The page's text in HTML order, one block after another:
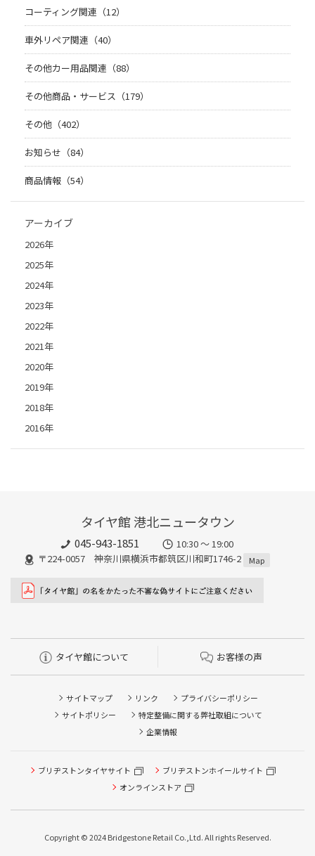
コーティング関連（12）
車外リペア関連（40）
その他カー用品関連（88）
その他商品・サービス（179）
その他（402）
お知らせ（84）
商品情報（54）
アーカイブ
2026年
2025年
2024年
2023年
2022年
2021年
2020年
2019年
2018年
2016年
タイヤ館 港北ニュータウン
045-943-1851
10:30 ～ 19:00
〒224-0057 神奈川県横浜市都筑区川和町1746-2
Map
タイヤ館について お客様の声
サイトマップ リンク
プライバシーポリシー
サイトポリシー
特定整備に関する弊社取組について
企業情報
ブリヂストンタイヤサイト
ブリヂストンホイールサイト
オンラインストア
Copyright © 2024 Bridgestone Retail Co.,Ltd. All rights Reserved.
タイヤ点検・安全点検/タイヤ履き替え/オイル交換/その他
ピット作業の予約
本日のタイヤ履き替え順番待ち予約 ※クローク契約会員の